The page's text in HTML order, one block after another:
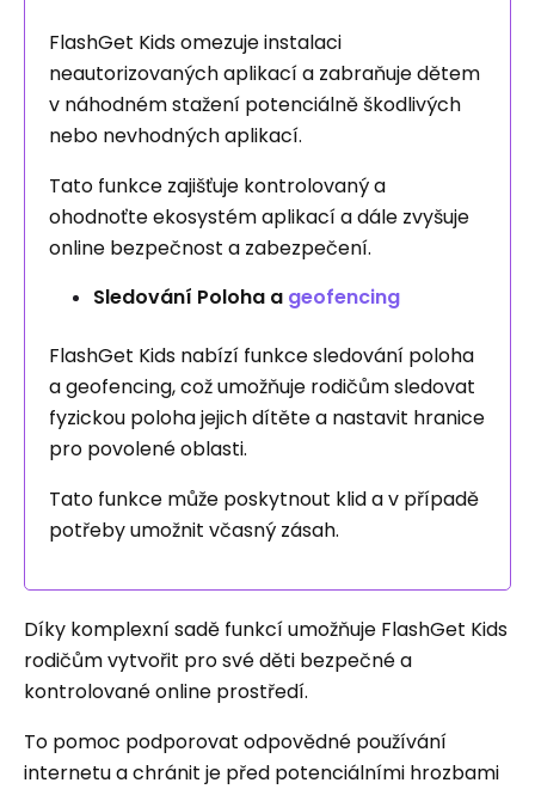
FlashGet Kids omezuje instalaci
neautorizovaných aplikací a zabraňuje dětem
v náhodném stažení potenciálně škodlivých
nebo nevhodných aplikací.
Tato funkce zajišťuje kontrolovaný a
ohodnoťte ekosystém aplikací a dále zvyšuje
online bezpečnost a zabezpečení.
Sledování Poloha a geofencing
FlashGet Kids nabízí funkce sledování poloha
a geofencing, což umožňuje rodičům sledovat
fyzickou poloha jejich dítěte a nastavit hranice
pro povolené oblasti.
Tato funkce může poskytnout klid a v případě
potřeby umožnit včasný zásah.
Díky komplexní sadě funkcí umožňuje FlashGet Kids
rodičům vytvořit pro své děti bezpečné a
kontrolované online prostředí.
To pomoc podporovat odpovědné používání
internetu a chránit je před potenciálními hrozbami